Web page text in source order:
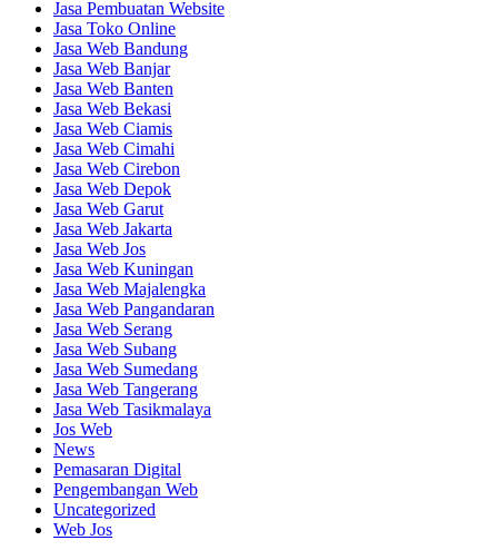
Jasa Pembuatan Website
Jasa Toko Online
Jasa Web Bandung
Jasa Web Banjar
Jasa Web Banten
Jasa Web Bekasi
Jasa Web Ciamis
Jasa Web Cimahi
Jasa Web Cirebon
Jasa Web Depok
Jasa Web Garut
Jasa Web Jakarta
Jasa Web Jos
Jasa Web Kuningan
Jasa Web Majalengka
Jasa Web Pangandaran
Jasa Web Serang
Jasa Web Subang
Jasa Web Sumedang
Jasa Web Tangerang
Jasa Web Tasikmalaya
Jos Web
News
Pemasaran Digital
Pengembangan Web
Uncategorized
Web Jos